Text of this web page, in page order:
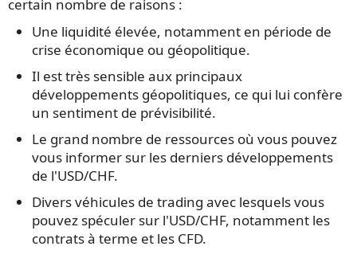
certain nombre de raisons :
Une liquidité élevée, notamment en période de
crise économique ou géopolitique.
Il est très sensible aux principaux
développements géopolitiques, ce qui lui confère
un sentiment de prévisibilité.
Le grand nombre de ressources où vous pouvez
vous informer sur les derniers développements
de l'USD/CHF.
Divers véhicules de trading avec lesquels vous
pouvez spéculer sur l'USD/CHF, notamment les
contrats à terme et les CFD.